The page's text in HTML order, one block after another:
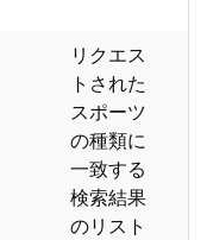
リクエス
トされた
スポーツ
の種類に
一致する
検索結果
のリスト